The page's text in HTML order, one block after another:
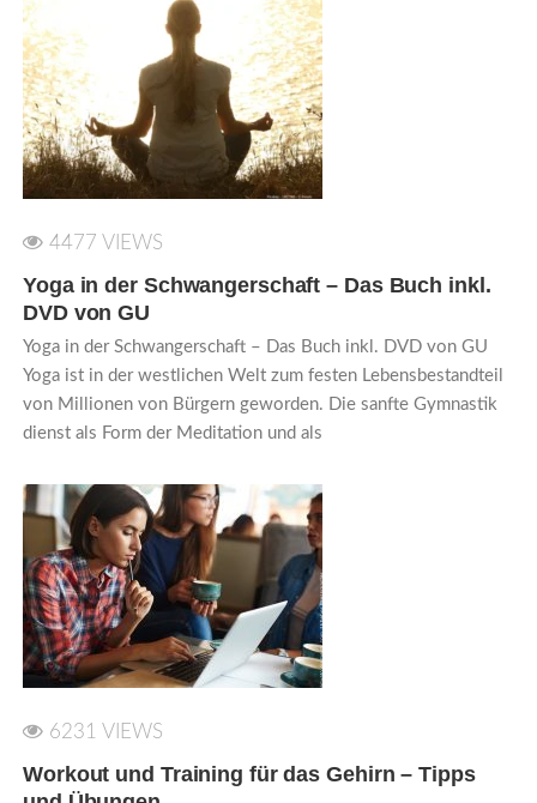
4477 VIEWS
Yoga in der Schwangerschaft – Das Buch inkl.
DVD von GU
Yoga in der Schwangerschaft – Das Buch inkl. DVD von GU
Yoga ist in der westlichen Welt zum festen Lebensbestandteil
von Millionen von Bürgern geworden. Die sanfte Gymnastik
dienst als Form der Meditation und als
6231 VIEWS
Workout und Training für das Gehirn – Tipps